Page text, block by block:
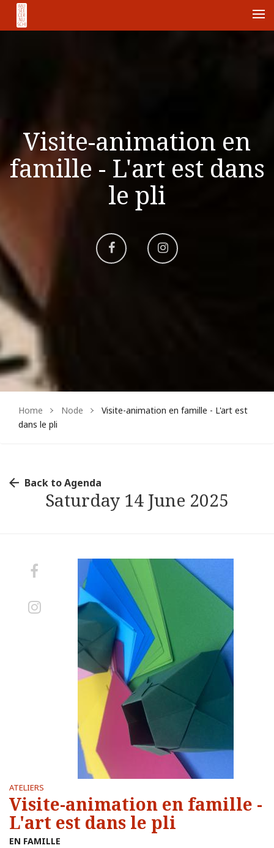
Visite-animation en
famille - L'art est dans
le pli
Aller
Aller
Home Node
Visite-animation en famille - L'art est
dans le pli
Back to Agenda
Saturday 14 June 2025
Facebook
Aller
Instagram
ATELIERS
Visite-animation en famille -
L'art est dans le pli
EN FAMILLE